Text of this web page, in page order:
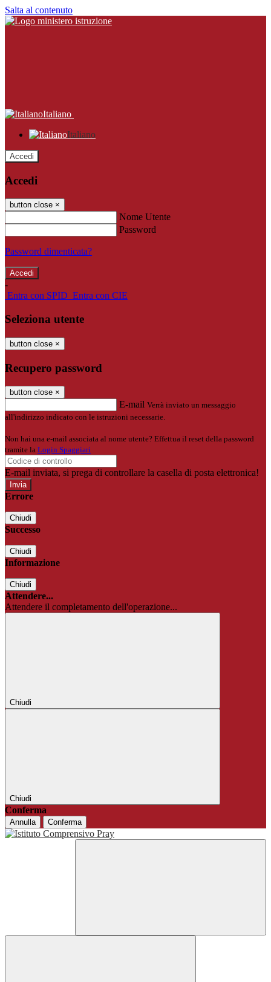
Salta al contenuto
Italiano
Italiano
Accedi
Accedi
button close ×
Nome Utente
Password
Password dimenticata?
-
Entra con SPID Entra con CIE
Seleziona utente
button close ×
Recupero password
button close ×
E-mail Verrà inviato un messaggio
all'indirizzo indicato con le istruzioni necessarie.
Non hai una e-mail associata al nome utente? Effettua il reset della password
tramite la Login Spaggiari
E-mail inviata, si prega di controllare la casella di posta elettronica!
Errore
Chiudi
Successo
Chiudi
Informazione
Chiudi
Attendere...
Attendere il completamento dell'operazione...
Chiudi
Chiudi
Conferma
Annulla Conferma